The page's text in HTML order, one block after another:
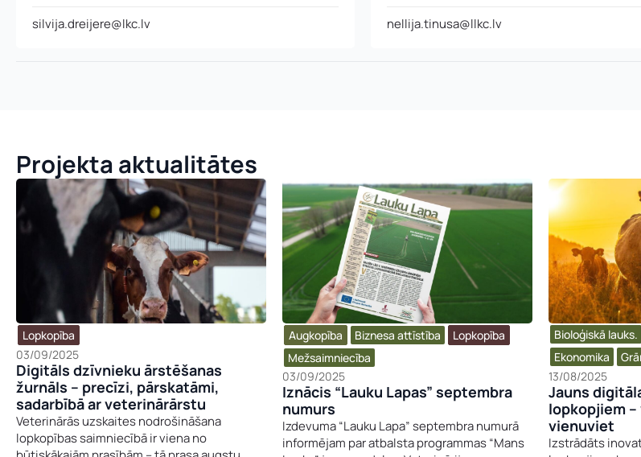
silvija.dreijere@lkc.lv nellija.tinusa@llkc.lv
Projekta aktualitātes
Lopkopība
03/09/2025
Digitāls dzīvnieku ārstēšanas
žurnāls – precīzi, pārskatāmi,
sadarbībā ar veterinārārstu
Veterinārās uzskaites nodrošināšana
lopkopības saimniecībā ir viena no
Augkopība Biznesa attīstība​
Lopkopība
Mežsaimniecība
03/09/2025
Iznācis “Lauku Lapas” septembra
numurs
Izdevuma “Lauku Lapa” septembra numurā
informējam par atbalsta programmas “Mans
Bioloģiskā lauks.
Ekonomika
13/08/2025
Jauns
lopkopjiem
vienuviet
Izstrādāts